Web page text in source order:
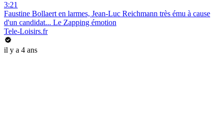
3:21
Faustine Bollaert en larmes, Jean-Luc Reichmann très ému à cause
d'un candidat... Le Zapping émotion
Tele-Loisirs.fr
il y a 4 ans